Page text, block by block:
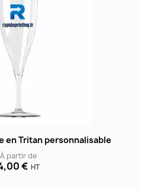
en Tritan personnalisable
À partir de
€ HT